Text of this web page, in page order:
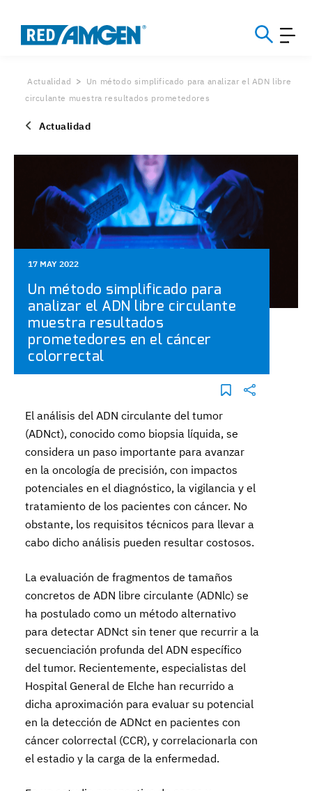
Actualidad
Un método simplificado para analizar el ADN libre
circulante muestra resultados prometedores
Actualidad
17 MAY 2022
Un método simplificado para
analizar el ADN libre circulante
muestra resultados
prometedores en el cáncer
colorrectal
El análisis del ADN circulante del tumor
(ADNct), conocido como biopsia líquida, se
considera un paso importante para avanzar
en la oncología de precisión, con impactos
potenciales en el diagnóstico, la vigilancia y el
tratamiento de los pacientes con cáncer. No
obstante, los requisitos técnicos para llevar a
cabo dicho análisis pueden resultar costosos.
La evaluación de fragmentos de tamaños
concretos de ADN libre circulante (ADNlc) se
ha postulado como un método alternativo
para detectar ADNct sin tener que recurrir a la
secuenciación profunda del ADN específico
del tumor. Recientemente, especialistas del
Hospital General de Elche han recurrido a
dicha aproximación para evaluar su potencial
en la detección de ADNct en pacientes con
cáncer colorrectal (CCR), y correlacionarla con
el estadio y la carga de la enfermedad.